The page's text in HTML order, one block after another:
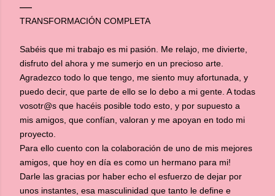
TRANSFORMACIÓN COMPLETA
Sabéis que mi trabajo es mi pasión. Me relajo, me divierte,
disfruto del ahora y me sumerjo en un precioso arte.
Agradezco todo lo que tengo, me siento muy afortunada, y
puedo decir, que parte de ello se lo debo a mi gente. A todas
vosotr@s que hacéis posible todo esto, y por supuesto a
mis amigos, que confían, valoran y me apoyan en todo mi
proyecto.
Para ello cuento con la colaboración de uno de mis mejores
amigos, que hoy en día es como un hermano para mi!
Darle las gracias por haber echo el esfuerzo de dejar por
unos instantes, esa masculinidad que tanto le define e